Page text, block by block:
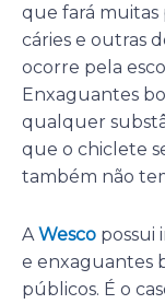
que fará muitas
cáries e outras
ocorre pela
Enxaguantes
qualquer
que o chiclete
também não
AWesco possui
e enxaguantes
públicos. É o